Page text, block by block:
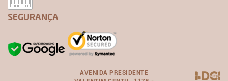
SEGURANÇA
AVENIDA PRESIDENTE